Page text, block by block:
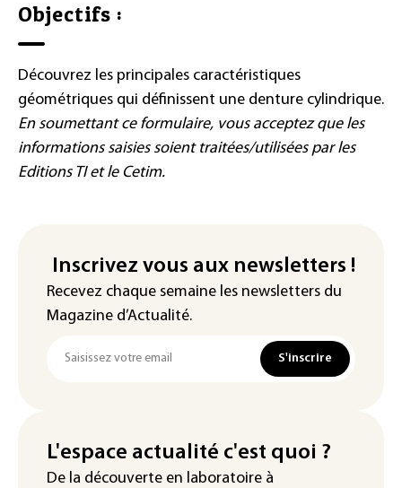
Objectifs :
Découvrez les principales caractéristiques
géométriques qui définissent une denture cylindrique.
En soumettant ce formulaire, vous acceptez que les
informations saisies soient traitées/utilisées par les
Editions TI et le Cetim.
Inscrivez vous aux newsletters !
Recevez chaque semaine les newsletters du
Magazine d’Actualité.
S'inscrire
L'espace actualité c'est quoi ?
De la découverte en laboratoire à